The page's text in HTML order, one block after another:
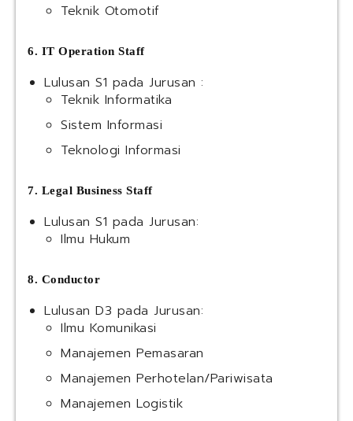
Teknik Otomotif
6. IT Operation Staff
Lulusan S1 pada Jurusan :
Teknik Informatika
Sistem Informasi
Teknologi Informasi
7. Legal Business Staff
Lulusan S1 pada Jurusan:
Ilmu Hukum
8. Conductor
Lulusan D3 pada Jurusan:
Ilmu Komunikasi
Manajemen Pemasaran
Manajemen Perhotelan/Pariwisata
Manajemen Logistik